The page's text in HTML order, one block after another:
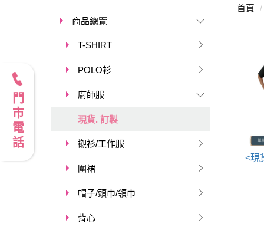
商品總覽
T-SHIRT
POLO衫
廚師服
現貨. 訂製
襯衫/工作服
圍裙
帽子/頭巾/領巾
背心
首頁
門市電話